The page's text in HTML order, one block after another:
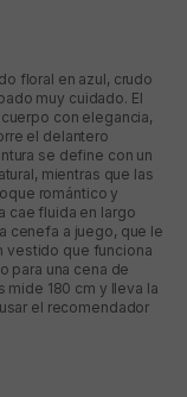
floral en azul, crudo
muy cuidado. El
con elegancia,
el delantero
se define con un
mientras que las
romántico y
cae fluida en largo
cenefa a juego, que le
vestido que funciona
para una cena de
mide 180 cm y lleva la
el recomendador